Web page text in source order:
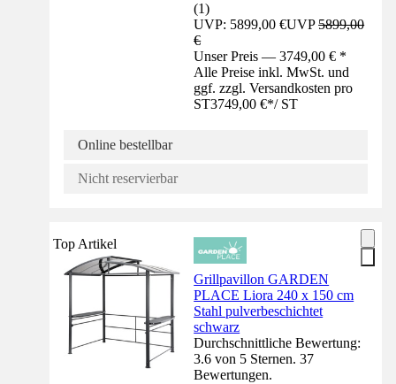
(1)
UVP: 5899,00 €UVP5899,00
€
Unser Preis — 3749,00 € *
Alle Preise inkl. MwSt. und
ggf. zzgl. Versandkosten pro
ST3749,00 €*/ ST
Online bestellbar
Nicht reservierbar
Top Artikel
Grillpavillon GARDEN
PLACE Liora 240 x 150 cm
Stahl pulverbeschichtet
schwarz
Durchschnittliche Bewertung:
3.6 von 5 Sternen. 37
Bewertungen.